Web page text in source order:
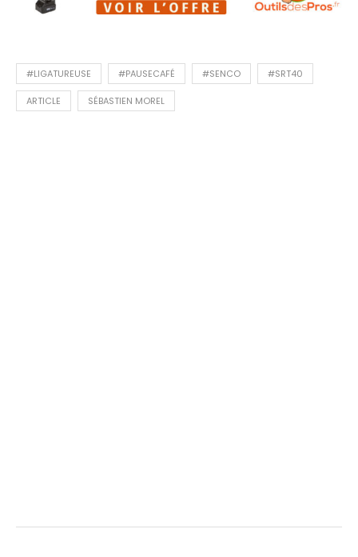
#LIGATUREUSE #PAUSECAFÉ #SENCO #SRT40
ARTICLE SÉBASTIEN MOREL